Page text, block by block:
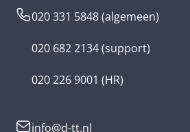
020 331 5848(algemeen)
020 682 2134(support)
020 226 9001 (HR)
info@d-tt.nl